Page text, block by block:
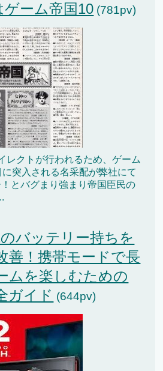
ゲーム帝国10 (781pv)
レクトが行われるため、ゲーム
突入される名采配が弊社にて
とバグまり強まり帝国臣民の
バッテリー持ちを
善！携帯モードで長
ムを楽しむための
ガイド (644pv)